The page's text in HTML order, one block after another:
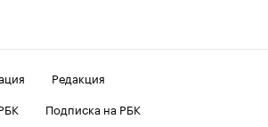
Редакция
Подписка на РБК